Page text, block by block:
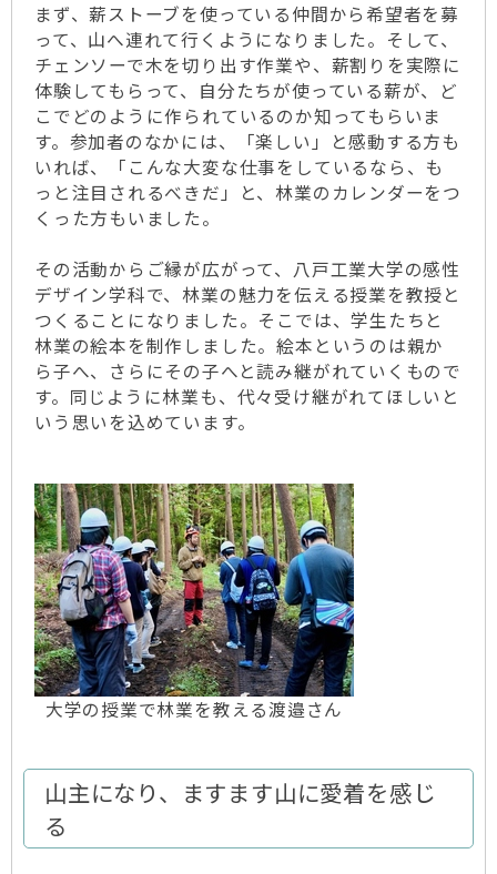
まず、薪ストーブを使っている仲間から希望者を募
って、山へ連れて行くようになりました。そして、
チェンソーで木を切り出す作業や、薪割りを実際に
体験してもらって、自分たちが使っている薪が、ど
こでどのように作られているのか知ってもらいま
す。参加者のなかには、「楽しい」と感動する方も
いれば、「こんな大変な仕事をしているなら、も
っと注目されるべきだ」と、林業のカレンダーをつ
くった方もいました。
その活動からご縁が広がって、八戸工業大学の感性
デザイン学科で、林業の魅力を伝える授業を教授と
つくることになりました。そこでは、学生たちと
林業の絵本を制作しました。絵本というのは親か
ら子へ、さらにその子へと読み継がれていくもので
す。同じように林業も、代々受け継がれてほしいと
いう思いを込めています。
大学の授業で林業を教える渡邉さん
山主になり、ますます山に愛着を感じ
る